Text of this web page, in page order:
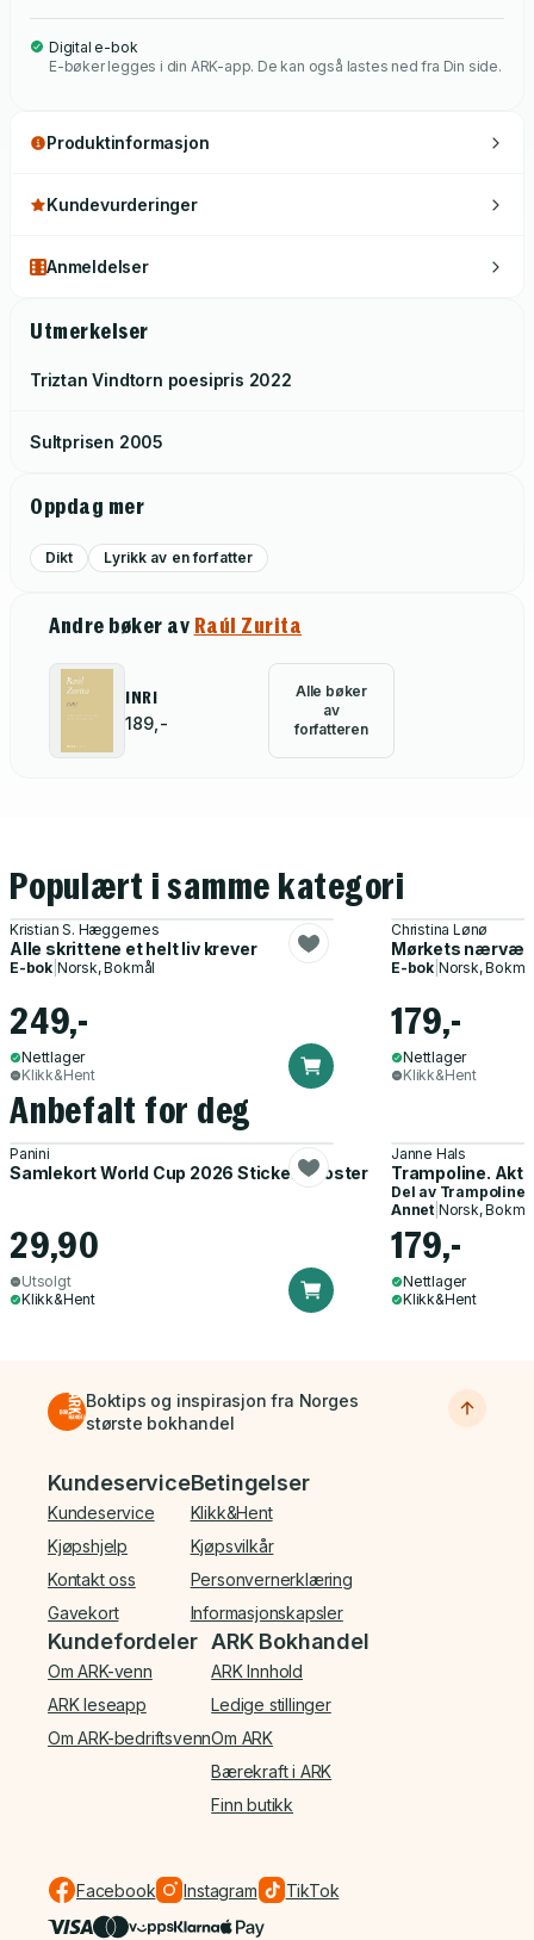
Digital e-bok
E-bøker legges i din ARK-app. De kan også lastes ned fra Din side.
Produktinformasjon
Kundevurderinger
Anmeldelser
Utmerkelser
Triztan Vindtorn poesipris 2022
Sultprisen 2005
Oppdag mer
Dikt Lyrikk av en forfatter
Andre bøker av Raúl Zurita
INRI
189,-
Alle bøker
av
forfatteren
Populært i samme kategori
Kristian S. Hæggernes
Alle skrittene et helt liv krever
E-bok Norsk, Bokmål
249,-
Nettlager
Klikk&Hent
Christina Lønø
Mørkets nærvær
E-bok| Norsk,
179,-
Nettlager
Klikk&Hent
Anbefalt for deg
Panini
Samlekort World Cup 2026 Sticker Booster
29,90
Utsolgt
Klikk&Hent
Janne Hals
Trampoline.
Del av Trampoline
Annet| Norsk,
179,-
Nettlager
Klikk&Hent
Boktips og inspirasjon fra Norges
største bokhandel
Bunnmeny
Kundeservice
Kundeservice
Kjøpshjelp
Kontakt oss
Gavekort
Betingelser
Klikk&Hent
Kjøpsvilkår
Personvernerklæring
Informasjonskapsler
Kundefordeler
Om ARK-venn
ARK leseapp
Om ARK-bedriftsvenn
ARK Bokhandel
ARK Innhold
Ledige stillinger
Om ARK
Bærekraft i ARK
Finn butikk
Facebook Instagram TikTok